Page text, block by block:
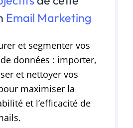
Email Marketing
et segmenter vos
données : importer,
et nettoyer vos
maximiser la
et l’efficacité de